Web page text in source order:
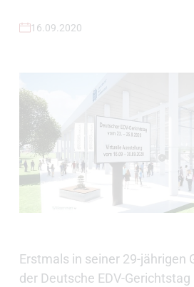
16.09.2020
Erstmals in seiner 29-jährigen
der Deutsche EDV-Gerichtstag